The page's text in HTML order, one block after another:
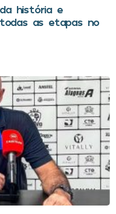
história e
as etapas no